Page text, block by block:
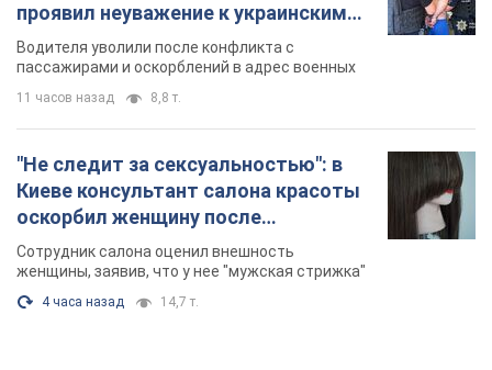
проявил неуважение к украинским
военным и поплатился за это.
Видео
Водителя уволили после конфликта с
пассажирами и оскорблений в адрес военных
11 часов назад 8,8 т.
"Не следит за сексуальностью": в
Киеве консультант салона красоты
оскорбил женщину после
химиотерапии, разгорелся скандал.
Фото
Сотрудник салона оценил внешность
женщины, заявив, что у нее "мужская стрижка"
4 часа назад 14,7 т.